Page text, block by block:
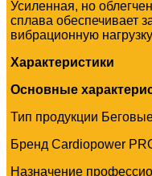
Усиленная, но
сплава обеспечивает
вибрационную
Характеристики
Основные
Тип продукции
Бренд Cardiopower
Назначение